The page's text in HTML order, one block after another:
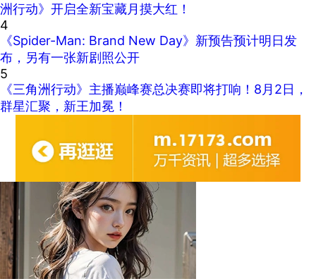
洲行动》开启全新宝藏月摸大红！
4
《Spider-Man: Brand New Day》新预告预计明日发
布，另有一张新剧照公开
5
《三角洲行动》主播巅峰赛总决赛即将打响！8月2日，
群星汇聚，新王加冕！